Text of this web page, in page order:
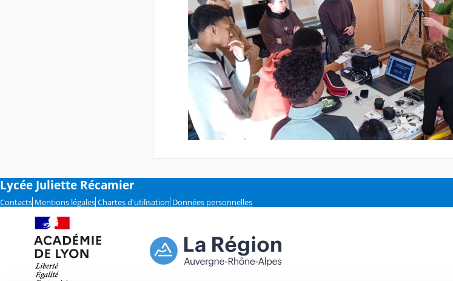
Lycée Juliette Récamier
Contacts Mentions légales Chartes d'utilisation Données personnelles